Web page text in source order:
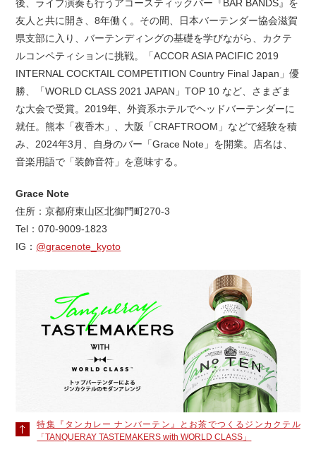
後、ライブ演奏も行うアコースティックバー『BAR BANDS』を
友人と共に開き、8年働く。その間、日本バーテンダー協会滋賀
県支部に入り、バーテンディングの基礎を学びながら、カクテ
ルコンペティションに挑戦。「ACCOR ASIA PACIFIC 2019
INTERNAL COCKTAIL COMPETITION Country Final Japan」優
勝、「WORLD CLASS 2021 JAPAN」TOP 10 など、さまざま
な大会で受賞。2019年、外資系ホテルでヘッドバーテンダーに
就任。熊本「夜香木」、大阪「CRAFTROOM」などで経験を積
み、2024年3月、自身のバー「Grace Note」を開業。店名は、
音楽用語で「装飾音符」を意味する。
Grace Note
住所：京都府東山区北御門町270-3
Tel：070-9009-1823
IG： @gracenote_kyoto
特集『タンカレー ナンバーテン』とお茶でつくるジンカクテル
「TANQUERAY TASTEMAKERS with WORLD CLASS」